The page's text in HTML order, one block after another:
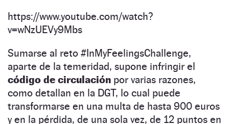
https://www.youtube.com/watch?
v=wNzUEVy9Mbs
Sumarse al reto #InMyFeelingsChallenge,
aparte de la temeridad, supone infringir el
código de circulación por varias razones,
como detallan en la DGT, lo cual puede
transformarse en una multa de hasta 900 euros
y en la pérdida, de una sola vez, de 12 puntos en